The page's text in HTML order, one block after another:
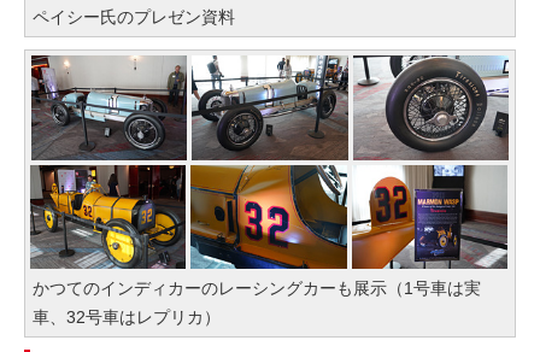
ペイシー氏のプレゼン資料
かつてのインディカーのレーシングカーも展示（1号車は実
車、32号車はレプリカ）